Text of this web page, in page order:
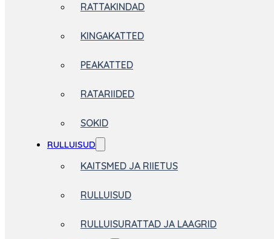
RATTAKINDAD
KINGAKATTED
PEAKATTED
RATARIIDED
SOKID
RULLUISUD
KAITSMED JA RIIETUS
RULLUISUD
RULLUISURATTAD JA LAAGRID